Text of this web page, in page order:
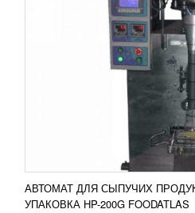
АВТОМАТ ДЛЯ СЫПУЧИХ
УПАКОВКА HP-200G FOODATLAS
АВТОМАТ ДЛЯ
ЖИДКОСТНЫХ
УЗНАТЬ ЦЕНУ
Фасовочно-упаковочная
применяется для
продуктов: мед, кетчуп,
ПОДРОБНЕЕ